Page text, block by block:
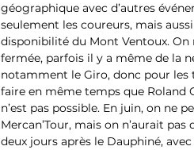
géographique avec d’autres
seulement les coureurs, mais
disponibilité du Mont Ventoux. On
fermée, parfois il y a même de la
notamment le Giro, donc pour les
faire en même temps que Roland
n’est pas possible. En juin, on ne
Mercan’Tour, mais on n’aurait
deux jours après le Dauphiné,